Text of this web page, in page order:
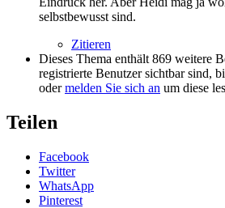
selbstbewusst sind.
Zitieren
Dieses Thema enthält 869 weitere
registrierte Benutzer sichtbar sind,
odermelden Sie sich an um diese
Teilen
Facebook
Twitter
WhatsApp
Pinterest